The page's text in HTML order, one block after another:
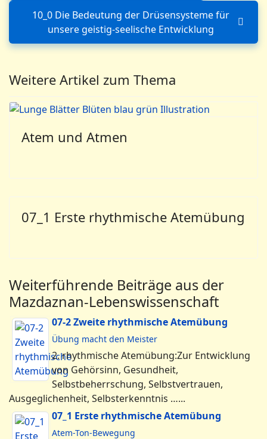
Nächster Beitrag: 10_0 Die
10_0 Die Bedeutung der Drüsensysteme für
unsere geistig-seelische Entwicklung
Weitere Artikel zum Thema
Atem und Atmen
07_1 Erste rhythmische Atemübung
Weiterführende Beiträge aus der
Mazdaznan-Lebenswissenschaft
07-2 Zweite rhythmische Atemübung
Übung macht den Meister
2. rhythmische Atemübung:Zur Entwicklung
von Gehörsinn, Gesundheit,
Selbstbeherrschung, Selbstvertrauen,
Ausgeglichenheit, Selbsterkenntnis …...
07_1 Erste rhythmische Atemübung
Atem-Ton-Bewegung